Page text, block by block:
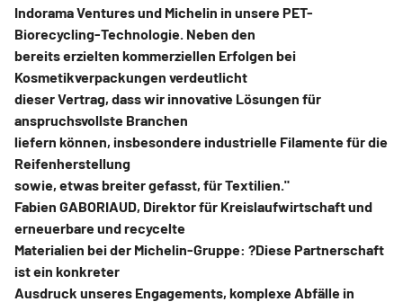
Indorama Ventures und Michelin in unsere PET-
Biorecycling-Technologie. Neben den
bereits erzielten kommerziellen Erfolgen bei
Kosmetikverpackungen verdeutlicht
dieser Vertrag, dass wir innovative Lösungen für
anspruchsvollste Branchen
liefern können, insbesondere industrielle Filamente für die
Reifenherstellung
sowie, etwas breiter gefasst, für Textilien."
Fabien GABORIAUD, Direktor für Kreislaufwirtschaft und
erneuerbare und recycelte
Materialien bei der Michelin-Gruppe: ?Diese Partnerschaft
ist ein konkreter
Ausdruck unseres Engagements, komplexe Abfälle in